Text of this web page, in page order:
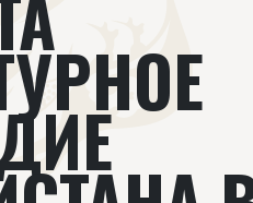
Видеолекторий